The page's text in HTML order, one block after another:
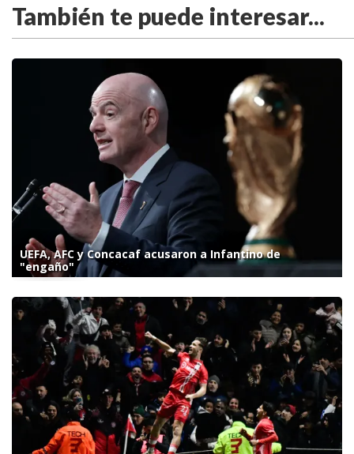
También te puede interesar...
UEFA, AFC y Concacaf acusaron a Infantino de
"engaño"